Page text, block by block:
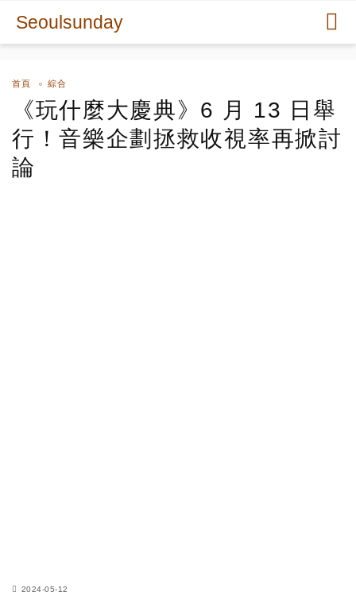
Seoulsunday
首頁 綜合
《玩什麼大慶典》6 月 13 日舉
行！音樂企劃拯救收視率再掀討
論
2024-05-12